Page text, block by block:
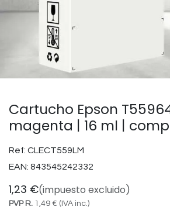
Cartucho Epson
magenta | 16 ml |
Ref: CLECT559LM
EAN: 843545242332
1,23 €(impuesto excluido)
PVP R. 1,49 € (IVA inc.)